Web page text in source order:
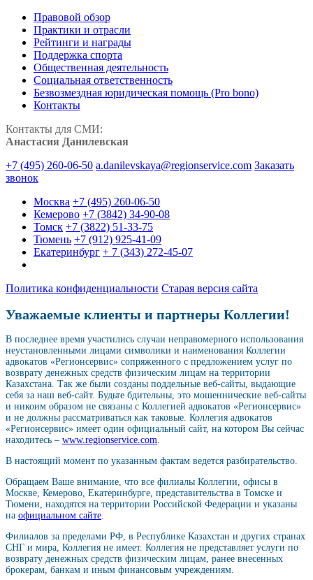
Правовой обзор
Практики и отрасли
Рейтинги и награды
Поддержка спорта
Общественная деятельность
Социальная ответственность
Безвозмездная юридическая помощь (Pro bono)
Контакты
Контакты для СМИ:
Анастасия Данилевская
+7 (495) 260-06-50 a.danilevskaya@regionservice.com Заказать
звонок
Москва +7 (495) 260-06-50
Кемерово +7 (3842) 34-90-08
Томск +7 (3822) 51-33-75
Тюмень +7 (912) 925-41-09
Екатеринбург + 7 (343) 272-45-07
Политика конфиденциальности Старая версия сайта
Уважаемые клиенты и партнеры Коллегии!
В последнее время участились случаи неправомерного использования
неустановленными лицами символики и наименования Коллегии
адвокатов «Регионсервис» сопряженного с предложением услуг по
возврату денежных средств физическим лицам на территории
Казахстана. Так же были созданы поддельные веб-сайты, выдающие
себя за наш веб-сайт. Будьте бдительны, это мошеннические веб-сайты
и никоим образом не связаны с Коллегией адвокатов «Регионсервис»
и не должны рассматриваться как таковые. Коллегия адвокатов
«Регионсервис» имеет один официальный сайт, на котором Вы сейчас
находитесь – www.regionservice.com
В настоящий момент по указанным фактам ведется разбирательство.
Обращаем Ваше внимание, что все филиалы Коллегии, офисы в
Москве, Кемерово, Екатеринбурге, представительства в Томске и
Тюмени, находятся на территории Российской Федерации и указаны
на официальном сайте
Филиалов за пределами РФ, в Республике Казахстан и других странах
СНГ и мира, Коллегия не имеет. Коллегия не представляет услуги по
возврату денежных средств физическим лицам, ранее внесенных
брокерам, банкам и иным финансовым учреждениям.